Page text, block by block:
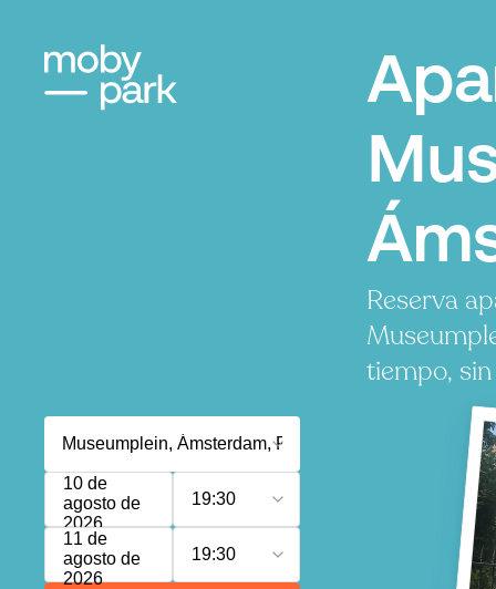
Reserva
tiempo,
10 de
agosto de
2026
19:30
11 de
agosto de
2026
19:30